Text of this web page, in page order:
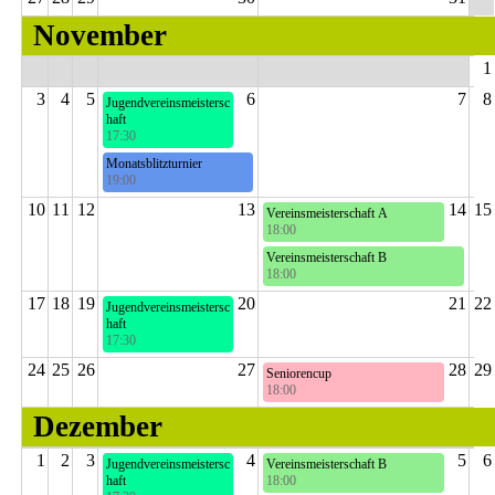
Freies Spiel
Jugendtraining
Jugendvereinsmeisterschaft
Monatsblitzturnier
Nachholrunde
Seniorencup
U20 Mannschaft
Vereinsmeisterschaft B
Vereinspokal
November
1
3
4 5 6
Jugendvereinsmeistersc
haft
17:30
3. Runde
Monatsblitzturnier
19:00
3. Runde
7 8
10 11 12 13 14
Vereinsmeisterschaft A
18:00
2. Runde
Vereinsmeisterschaft B
18:00
3. Runde
15
17 18 19 20
Jugendvereinsmeistersc
haft
17:30
4. Runde
21 22
24 25 26 27 28
Seniorencup
18:00
2. Runde
29
Dezember
1 2 3 4
Jugendvereinsmeistersc
haft
5
Vereinsmeisterschaft B
18:00
6